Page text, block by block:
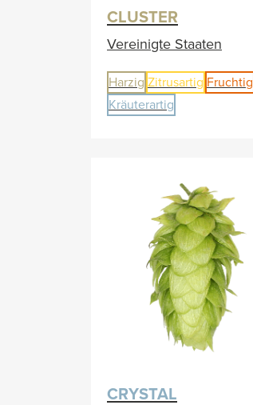
CLUSTER
Vereinigte Staaten
Harzig Zitrusartig Fruchtig
Kräuterartig
CRYSTAL